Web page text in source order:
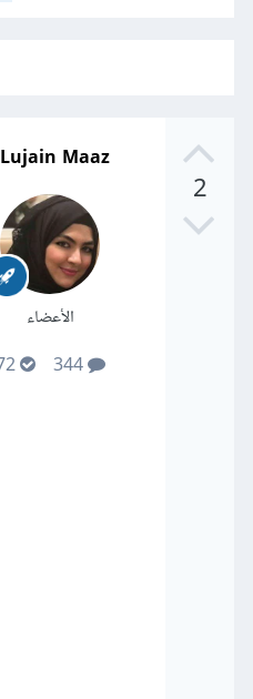
2
Lujain Maaz
الأعضاء
344
72